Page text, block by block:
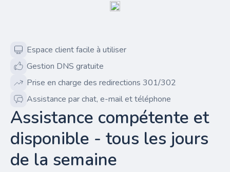
Espace client facile à utiliser
Gestion DNS gratuite
Prise en charge des redirections 301/302
Assistance par chat, e-mail et téléphone
Assistance compétente et
disponible - tous les jours
de la semaine